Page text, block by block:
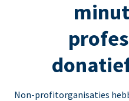
Non-profitorganisaties